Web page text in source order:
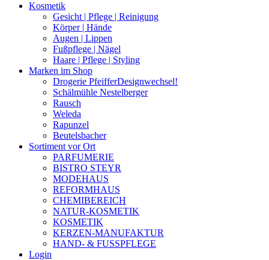
Kosmetik
Gesicht | Pflege | Reinigung
Körper | Hände
Augen | Lippen
Fußpflege | Nägel
Haare | Pflege | Styling
Marken im Shop
Drogerie PfeifferDesignwechsel!
Schälmühle Nestelberger
Rausch
Weleda
Rapunzel
Beutelsbacher
Sortiment vor Ort
PARFUMERIE
BISTRO STEYR
MODEHAUS
REFORMHAUS
CHEMIBEREICH
NATUR-KOSMETIK
KOSMETIK
KERZEN-MANUFAKTUR
HAND- & FUSSPFLEGE
Login